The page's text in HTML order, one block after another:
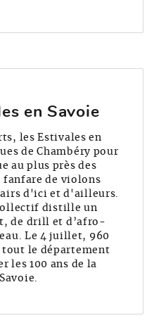
en Savoie
les Estivales en
de Chambéry pour
au plus près des
fanfare de violons
airs d'ici et d'ailleurs.
distille un
de drill et d’afro-
Le 4 juillet, 960
tout le département
les 100 ans de la